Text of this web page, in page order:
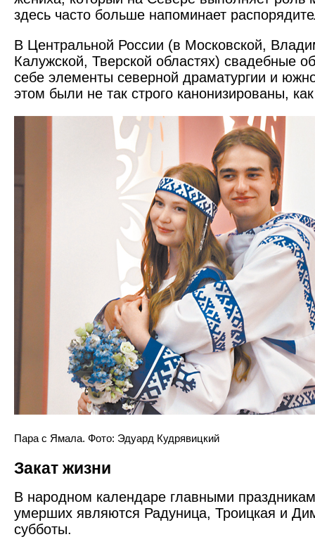
здесь часто больше напоминает
В Центральной России (в Московской,
Калужской, Тверской областях) свадебные
себе элементы северной драматургии и
этом были не так строго канонизированы,
Пара с Ямала. Фото: Эдуард Кудрявицкий
Закат жизни
В народном календаре главными
умерших являются Радуница, Троицкая и
субботы.